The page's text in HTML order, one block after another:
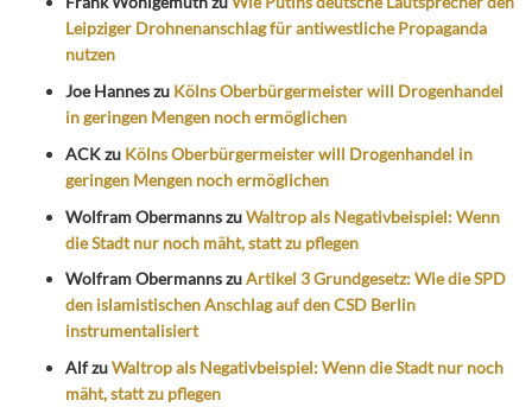
Leipziger Drohnenanschlag für antiwestliche Propaganda
nutzen
Joe Hanneszu Kölns Oberbürgermeister will Drogenhandel
in geringen Mengen noch ermöglichen
ACKzu Kölns Oberbürgermeister will Drogenhandel in
geringen Mengen noch ermöglichen
Wolfram ObermannszuWaltrop als Negativbeispiel: Wenn
die Stadt nur noch mäht, statt zu pflegen
Wolfram ObermannszuArtikel 3 Grundgesetz: Wie die SPD
den islamistischen Anschlag auf den CSD Berlin
instrumentalisiert
AlfzuWaltrop als Negativbeispiel: Wenn die Stadt nur noch
mäht, statt zu pflegen